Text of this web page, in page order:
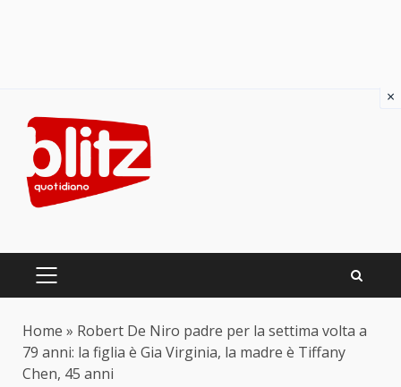
content
PRIMARY
Home » Robert De Niro padre per la settima volta a
79 anni: la figlia è Gia Virginia, la madre è Tiffany
Chen, 45 anni
×